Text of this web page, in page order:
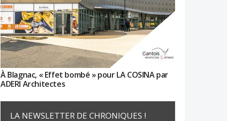
À Blagnac, « Effet bombé » pour LA COSINA par
ADERI Architectes
LA NEWSLETTER DE CHRONIQUES !